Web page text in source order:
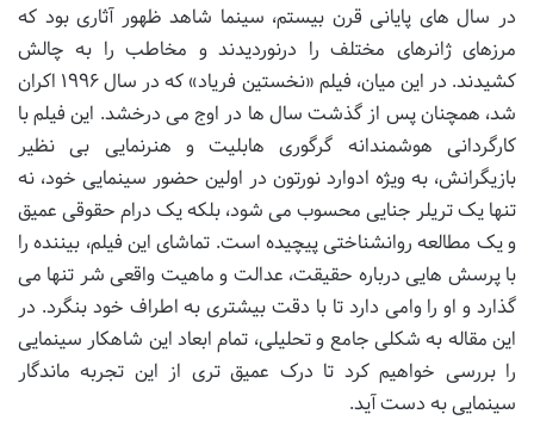
در سال های پایانی قرن بیستم، سینما شاهد ظهور آثاری بود که
مرزهای ژانرهای مختلف را درنوردیدند و مخاطب را به چالش
کشیدند. در این میان، فیلم «نخستین فریاد» که در سال ۱۹۹۶ اکران
شد، همچنان پس از گذشت سال ها در اوج می درخشد. این فیلم با
کارگردانی هوشمندانه گرگوری هابلیت و هنرنمایی بی نظیر
بازیگرانش، به ویژه ادوارد نورتون در اولین حضور سینمایی خود، نه
تنها یک تریلر جنایی محسوب می شود، بلکه یک درام حقوقی عمیق
و یک مطالعه روانشناختی پیچیده است. تماشای این فیلم، بیننده را
با پرسش هایی درباره حقیقت، عدالت و ماهیت واقعی شر تنها می
گذارد و او را وامی دارد تا با دقت بیشتری به اطراف خود بنگرد. در
این مقاله به شکلی جامع و تحلیلی، تمام ابعاد این شاهکار سینمایی
را بررسی خواهیم کرد تا درک عمیق تری از این تجربه ماندگار
سینمایی به دست آید.